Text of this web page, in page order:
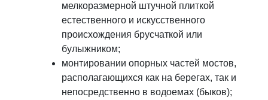
мелкоразмерной штучной плиткой
естественного и искусственного
происхождения брусчаткой или
булыжником;
монтировании опорных частей мостов,
располагающихся как на берегах, так и
непосредственно в водоемах (быков);